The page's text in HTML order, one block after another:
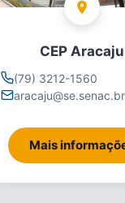
CEP Aracaju
(79) 3212-1560
aracaju@se.senac.br
Mais